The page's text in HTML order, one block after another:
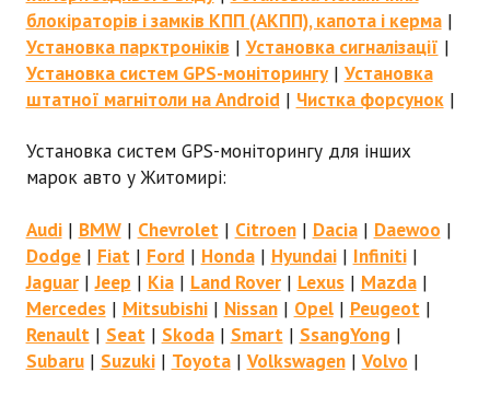
блокіраторів і замків КПП (АКПП), капота і керма|
Установка парктроніків | Установка сигналізації |
Установка систем GPS-моніторингу| Установка
штатної магнітоли на Android| Чистка форсунок|
Установка систем GPS-моніторингу для інших
марок авто у Житомирі:
Audi| BMW| Chevrolet| Citroen| Dacia| Daewoo |
Dodge| Fiat| Ford| Honda| Hyundai| Infiniti|
Jaguar|Jeep | Kia| Land Rover| Lexus| Mazda|
Mercedes| Mitsubishi| Nissan| Opel| Peugeot|
Renault| Seat| Skoda| Smart| SsangYong |
Subaru| Suzuki| Toyota| Volkswagen| Volvo |